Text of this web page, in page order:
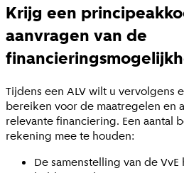
Krijg een
aanvragen van de
Tijdens een ALV wilt u vervolgens
bereiken voor de maatregelen en
relevante financiering. Een aantal
rekening mee te houden:
De samenstelling van de